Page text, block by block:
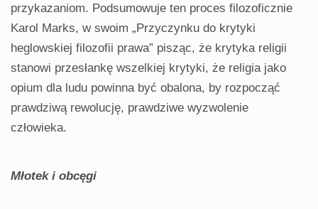
przykazaniom. Podsumowuje ten proces filozoficznie
Karol Marks, w swoim „Przyczynku do krytyki
heglowskiej filozofii prawa” pisząc, że krytyka religii
stanowi przesłankę wszelkiej krytyki, że religia jako
opium dla ludu powinna być obalona, by rozpocząć
prawdziwą rewolucję, prawdziwe wyzwolenie
człowieka.
Młotek i obcęgi